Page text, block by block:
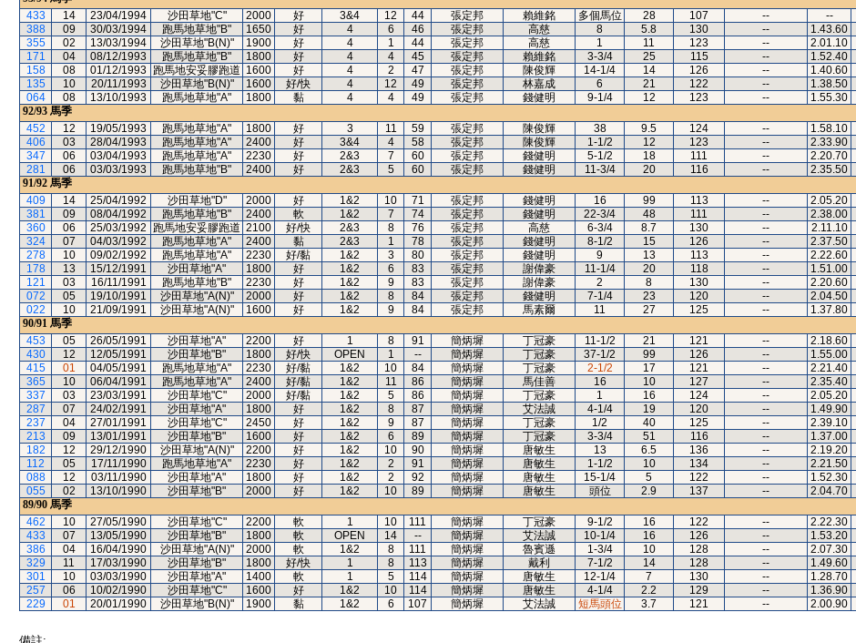
433
14 23/04/1994 沙田草地"C" 2000 好 3&4 12 44 張定邦 賴維銘 多個馬位 28 107 -- --
388
09 30/03/1994 跑馬地草地"B" 1650 好 4 6 46 張定邦 高慈 8 5.8 130 -- 1.43.60
355
02 13/03/1994 沙田草地"B(N)" 1900 好 4 1 44 張定邦 高慈 1 11 123 -- 2.01.10
171
04 08/12/1993 跑馬地草地"B" 1800 好 4 4 45 張定邦 賴維銘 3-3/4 25 115 -- 1.52.40
158
08 01/12/1993 跑馬地安妥膠跑道 1600 好 4 2 47 張定邦 陳俊輝 14-1/4 14 126 -- 1.40.60
135
10 20/11/1993 沙田草地"B(N)" 1600 好/快 4 12 49 張定邦 林嘉成 6 21 122 -- 1.38.50
064
08 13/10/1993 跑馬地草地"A" 1800 黏 4 4 49 張定邦 錢健明 9-1/4 12 123 -- 1.55.30
92/93 馬季
452
12 19/05/1993 跑馬地草地"A" 1800 好 3 11 59 張定邦 陳俊輝 38 9.5 124 -- 1.58.10
406
03 28/04/1993 跑馬地草地"A" 2400 好 3&4 4 58 張定邦 陳俊輝 1-1/2 12 123 -- 2.33.90
347
06 03/04/1993 跑馬地草地"A" 2230 好 2&3 7 60 張定邦 錢健明 5-1/2 18 111 -- 2.20.70
281
06 03/03/1993 跑馬地草地"B" 2400 好 2&3 5 60 張定邦 錢健明 11-3/4 20 116 -- 2.35.50
91/92 馬季
409
14 25/04/1992 沙田草地"D" 2000 好 1&2 10 71 張定邦 錢健明 16 99 113 -- 2.05.20
381
09 08/04/1992 跑馬地草地"B" 2400 軟 1&2 7 74 張定邦 錢健明 22-3/4 48 111 -- 2.38.00
360
06 25/03/1992 跑馬地安妥膠跑道 2100 好/快 2&3 8 76 張定邦 高慈 6-3/4 8.7 130 -- 2.11.10
324
07 04/03/1992 跑馬地草地"A" 2400 黏 2&3 1 78 張定邦 錢健明 8-1/2 15 126 -- 2.37.50
278
10 09/02/1992 跑馬地草地"A" 2230 好/黏 1&2 3 80 張定邦 錢健明 9 13 113 -- 2.22.60
178
13 15/12/1991 沙田草地"A" 1800 好 1&2 6 83 張定邦 謝偉豪 11-1/4 20 118 -- 1.51.00
121
03 16/11/1991 跑馬地草地"B" 2230 好 1&2 9 83 張定邦 謝偉豪 2 8 130 -- 2.20.60
072
05 19/10/1991 沙田草地"A(N)" 2000 好 1&2 8 84 張定邦 錢健明 7-1/4 23 120 -- 2.04.50
022
10 21/09/1991 沙田草地"A(N)" 1600 好 1&2 9 84 張定邦 馬素爾 11 27 125 -- 1.37.80
90/91 馬季
453
05 26/05/1991 沙田草地"A" 2200 好 1 8 91 簡炳墀 丁冠豪 11-1/2 21 121 -- 2.18.60
430
12 12/05/1991 沙田草地"B" 1800 好/快 OPEN 1 -- 簡炳墀 丁冠豪 37-1/2 99 126 -- 1.55.00
415
01 04/05/1991 跑馬地草地"A" 2230 好/黏 1&2 10 84 簡炳墀 丁冠豪 2-1/2 17 121 -- 2.21.40
365
10 06/04/1991 跑馬地草地"A" 2400 好/黏 1&2 11 86 簡炳墀 馬佳善 16 10 127 -- 2.35.40
337
03 23/03/1991 沙田草地"C" 2000 好/黏 1&2 5 86 簡炳墀 丁冠豪 1 16 124 -- 2.05.20
287
07 24/02/1991 沙田草地"A" 1800 好 1&2 8 87 簡炳墀 艾法誠 4-1/4 19 120 -- 1.49.90
237
04 27/01/1991 沙田草地"C" 2450 好 1&2 9 87 簡炳墀 丁冠豪 1/2 40 125 -- 2.39.10
213
09 13/01/1991 沙田草地"B" 1600 好 1&2 6 89 簡炳墀 丁冠豪 3-3/4 51 116 -- 1.37.00
182
12 29/12/1990 沙田草地"A(N)" 2200 好 1&2 10 90 簡炳墀 唐敏生 13 6.5 136 -- 2.19.20
112
05 17/11/1990 跑馬地草地"A" 2230 好 1&2 2 91 簡炳墀 唐敏生 1-1/2 10 134 -- 2.21.50
088
12 03/11/1990 沙田草地"A" 1800 好 1&2 2 92 簡炳墀 唐敏生 15-1/4 5 122 -- 1.52.30
055
02 13/10/1990 沙田草地"B" 2000 好 1&2 10 89 簡炳墀 唐敏生 頭位 2.9 137 -- 2.04.70
89/90 馬季
462
10 27/05/1990 沙田草地"C" 2200 軟 1 10 111 簡炳墀 丁冠豪 9-1/2 16 122 -- 2.22.30
433
07 13/05/1990 沙田草地"B" 1800 軟 OPEN 14 -- 簡炳墀 艾法誠 10-1/4 16 126 -- 1.53.20
386
04 16/04/1990 沙田草地"A(N)" 2000 軟 1&2 8 111 簡炳墀 魯賓遜 1-3/4 10 128 -- 2.07.30
329
11 17/03/1990 沙田草地"B" 1800 好/快 1 8 113 簡炳墀 戴利 7-1/2 14 128 -- 1.49.60
301
10 03/03/1990 沙田草地"A" 1400 軟 1 5 114 簡炳墀 唐敏生 12-1/4 7 130 -- 1.28.70
257
06 10/02/1990 沙田草地"C" 1600 好 1&2 10 114 簡炳墀 唐敏生 4-1/4 2.2 129 -- 1.36.90
229
01 20/01/1990 沙田草地"B(N)" 1900 黏 1&2 6 107 簡炳墀 艾法誠 短馬頭位 3.7 121 -- 2.00.90